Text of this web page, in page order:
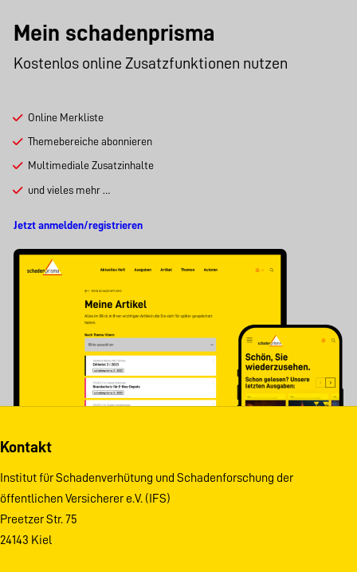
Mein schadenprisma
Kostenlos online Zusatzfunktionen nutzen
Online Merkliste
Themebereiche abonnieren
Multimediale Zusatzinhalte
und vieles mehr …
Jetzt anmelden/registrieren
Kontakt
Institut für Schadenverhütung und Schadenforschung der
öffentlichen Versicherer e.V. (IFS)
Preetzer Str. 75
24143 Kiel